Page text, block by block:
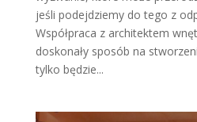
jeśli podejdziemy do tego z
Współpraca z architektem
doskonały sposób na
tylko będzie...